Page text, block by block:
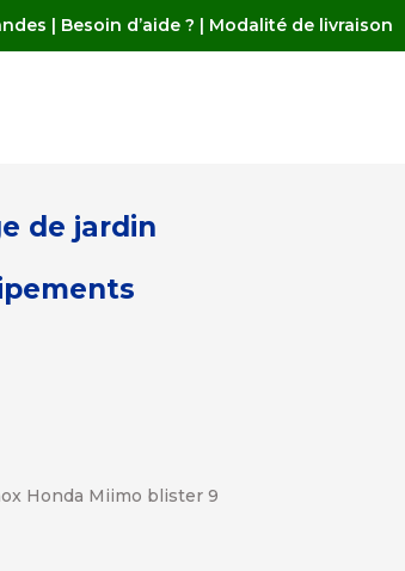
| Besoin d’aide ? | Modalité de livraison
de jardin
Honda Miimo blister 9